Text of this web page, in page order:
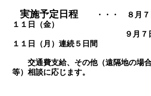
実施予定日程
・・・ ８月７
１１日（金）
９月７日（木）
１１日（月）連続５日間
交通費支給、その他（遠隔地の場
等）相談に応じます。